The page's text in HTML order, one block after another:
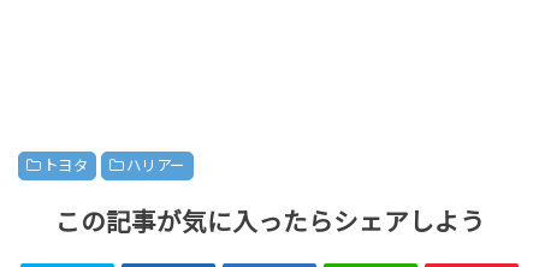
トヨタ ハリアー
この記事が気に入ったらシェアしよう